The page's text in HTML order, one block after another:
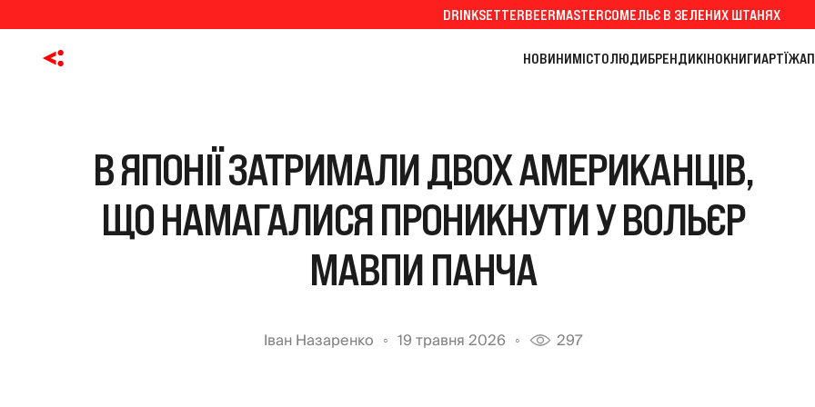
DRINKSETTERBEERMASTERСОМЕЛЬЄ В ЗЕЛЕНИХ ШТАНЯХ
НОВИНИМІСТОЛЮДИБРЕНДИКІНОКНИГИАРТЇЖА
В ЯПОНІЇ ЗАТРИМАЛИ ДВОХ АМЕРИКАНЦІВ,
ЩО НАМАГАЛИСЯ ПРОНИКНУТИ У ВОЛЬЄР
МАВПИ ПАНЧА
Іван Назаренко 19 травня 2026 297